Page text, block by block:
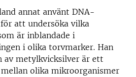
annat använt DNA-
att undersöka vilka
är inblandade i
i olika torvmarker. Han
av metylkvicksilver är ett
olika mikroorganismer